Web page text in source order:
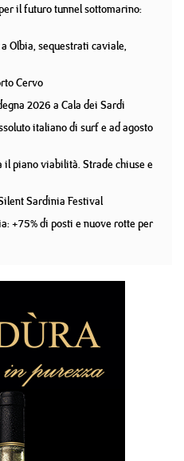
il futuro tunnel sottomarino:
Olbia, sequestrati caviale,
Cervo
2026 a Cala dei Sardi
italiano di surf e ad agosto
il piano viabilità. Strade chiuse e
Sardinia Festival
+75% di posti e nuove rotte per